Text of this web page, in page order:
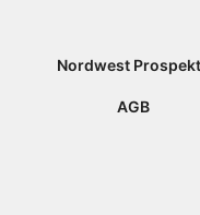
Nordwest
AGB